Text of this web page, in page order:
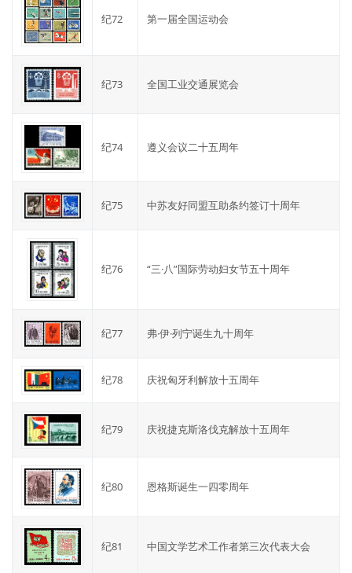
纪72 第一届全国运动会
纪73 全国工业交通展览会
纪74 遵义会议二十五周年
纪75 中苏友好同盟互助条约签订十周年
纪76 “三·八”国际劳动妇女节五十周年
纪77 弗·伊·列宁诞生九十周年
纪78 庆祝匈牙利解放十五周年
纪79 庆祝捷克斯洛伐克解放十五周年
纪80 恩格斯诞生一四零周年
纪81 中国文学艺术工作者第三次代表大会